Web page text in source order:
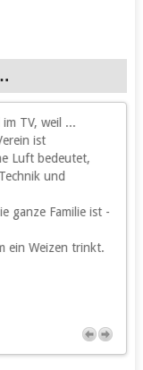
TV, weil ...
ist
Luft bedeutet,
und
ganze Familie ist -
ein Weizen trinkt.